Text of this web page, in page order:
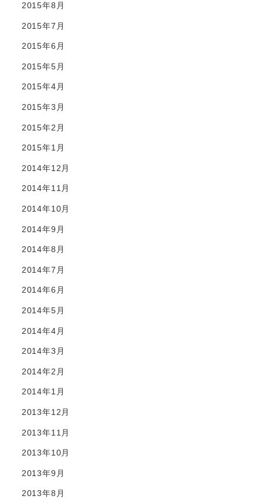
2015年8月
2015年7月
2015年6月
2015年5月
2015年4月
2015年3月
2015年2月
2015年1月
2014年12月
2014年11月
2014年10月
2014年9月
2014年8月
2014年7月
2014年6月
2014年5月
2014年4月
2014年3月
2014年2月
2014年1月
2013年12月
2013年11月
2013年10月
2013年9月
2013年8月